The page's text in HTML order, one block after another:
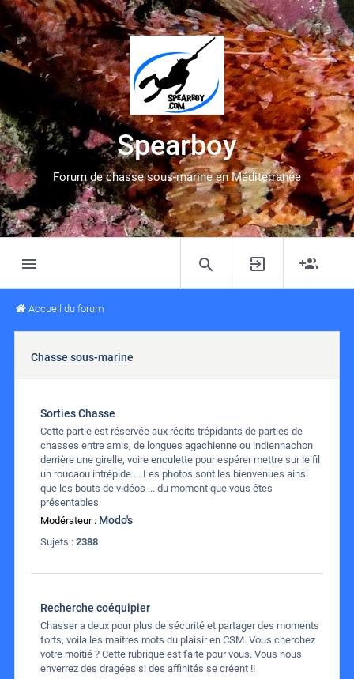
Spearboy
Forum de chasse sous-marine en Méditerranée
Accueil du forum
Chasse sous-marine
Sorties Chasse
Cette partie est réservée aux récits trépidants de parties de
chasses entre amis, de longues agachienne ou indiennachon
derrière une girelle, voire enculette pour espérer mettre sur le fil
un roucaou intrépide ... Les photos sont les bienvenues ainsi
que les bouts de vidéos ... du moment que vous êtes
présentables
Modérateur : Modo's
Sujets : 2388
Recherche coéquipier
Chasser a deux pour plus de sécurité et partager des moments
forts, voila les maitres mots du plaisir en CSM. Vous cherchez
votre moitié ? Cette rubrique est faite pour vous. Vous nous
enverrez des dragées si des affinités se créent !!